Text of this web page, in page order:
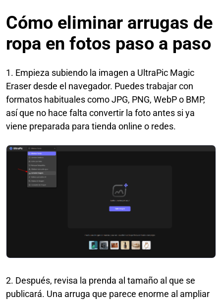
Cómo eliminar arrugas de
ropa en fotos paso a paso
1. Empieza subiendo la imagen a UltraPic Magic
Eraser desde el navegador. Puedes trabajar con
formatos habituales como JPG, PNG, WebP o BMP,
así que no hace falta convertir la foto antes si ya
viene preparada para tienda online o redes.
2. Después, revisa la prenda al tamaño al que se
publicará. Una arruga que parece enorme al ampliar